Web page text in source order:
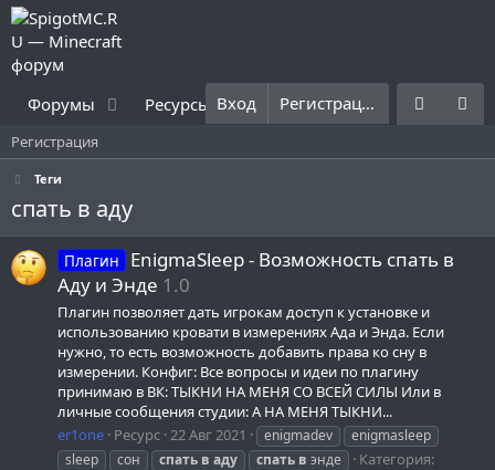
Форумы Ресурсы Что нового? Правила
Вход Регистрация
Регистрация
Теги
спать в аду
Плагин
EnigmaSleep - Возможность спать в
Аду и Энде 1.0
Плагин позволяет дать игрокам доступ к установке и
использованию кровати в измерениях Ада и Энда. Если
нужно, то есть возможность добавить права ко сну в
измерении. Конфиг: Все вопросы и идеи по плагину
принимаю в ВК: ТЫКНИ НА МЕНЯ СО ВСЕЙ СИЛЫ Или в
личные сообщения студии: А НА МЕНЯ ТЫКНИ...
er1one Ресурс 22 Авг 2021 enigmadev
enigmasleep
sleep
сон спать в аду спать в энде
Категория: